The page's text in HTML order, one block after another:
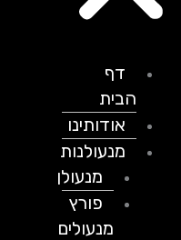
דף
הבית
אודותינו
מנעולנות
מנעולן
פורץ
מנעולים